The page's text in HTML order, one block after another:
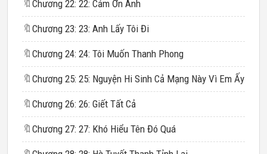
🔖 Chương 22: 22: Cảm Ơn Anh
🔖 Chương 23: 23: Anh Lấy Tôi Đi
🔖 Chương 24: 24: Tôi Muốn Thanh Phong
🔖 Chương 25: 25: Nguyện Hi Sinh Cả Mạng Này Vì Em Ấy
🔖 Chương 26: 26: Giết Tất Cả
🔖 Chương 27: 27: Khó Hiểu Tên Đó Quá